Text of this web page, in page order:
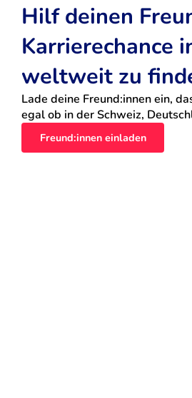
Hilf deinen
Karrierechance
weltweit zu
Lade deine Freund:innen ein,
egal ob in der Schweiz,
Freund:innen einladen